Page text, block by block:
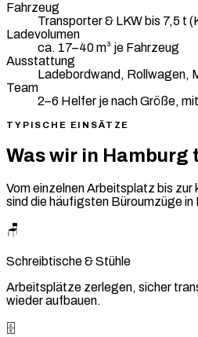
Fahrzeug
Transporter & LKW bis 7,5 t
Ladevolumen
ca. 17–40 m³ je Fahrzeug
Ausstattung
Ladebordwand, Rollwagen,
Team
2–6 Helfer je nach Größe,
TYPISCHE EINSÄTZE
Was wir in
Vom einzelnen Arbeitsplatz bis
sind die häufigsten Büroumzüge in
🪑
Schreibtische & Stühle
Arbeitsplätze zerlegen, sicher
wieder aufbauen.
🗄️